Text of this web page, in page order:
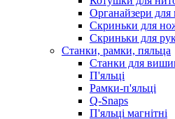
Органайзери для
Скриньки для
Скриньки для
Станки, рамки, пяльца
Станки для
П'яльці
Рамки-п'яльці
Q-Snaps
П'яльці магнітні